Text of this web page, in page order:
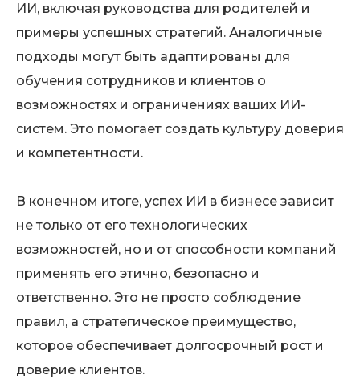
ИИ, включая руководства для родителей и
примеры успешных стратегий. Аналогичные
подходы могут быть адаптированы для
обучения сотрудников и клиентов о
возможностях и ограничениях ваших ИИ-
систем. Это помогает создать культуру доверия
и компетентности.
В конечном итоге, успех ИИ в бизнесе зависит
не только от его технологических
возможностей, но и от способности компаний
применять его этично, безопасно и
ответственно. Это не просто соблюдение
правил, а стратегическое преимущество,
которое обеспечивает долгосрочный рост и
доверие клиентов.